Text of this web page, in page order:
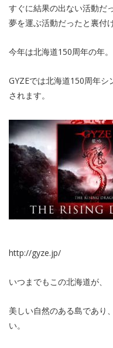
すぐに結果の出ない活動だ
夢を運ぶ活動だったと裏付
今年は北海道150周年の年。
GYZEでは北海道150周年
されます。
http://gyze.jp/
いつまでもこの北海道が、
美しい自然のある島であり
い。